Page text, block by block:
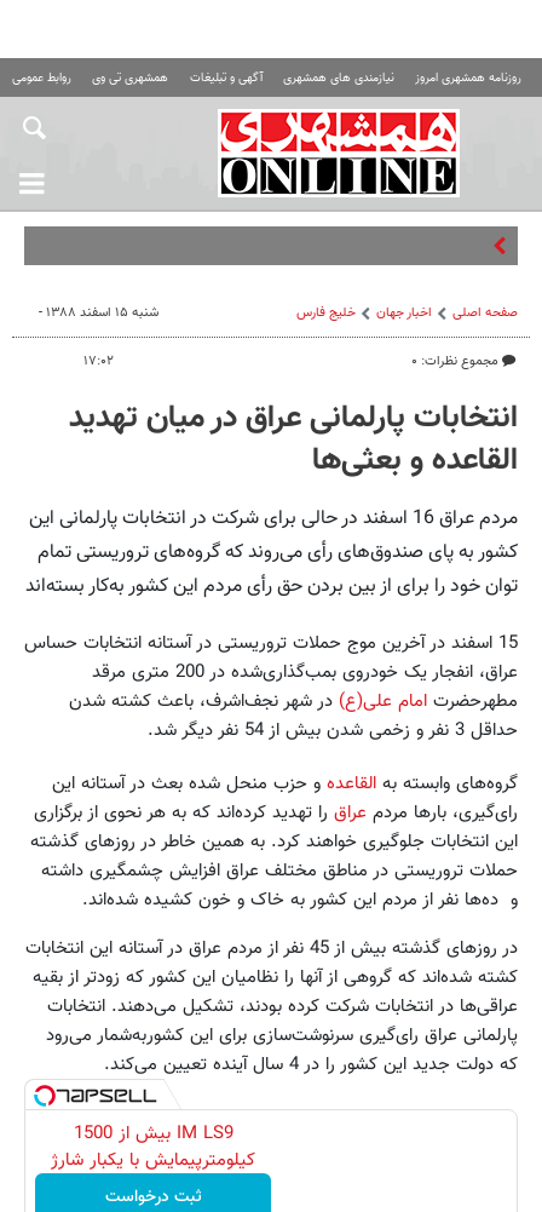
روزنامه همشهری امروز نیازمندی های همشهری آگهی و تبلیغات همشهری تی وی روابط عمومی
صفحه اصلی اخبار جهان خلیج‌ فارس
مجموع نظرات: ۰
شنبه ۱۵ اسفند ۱۳۸۸ -
۱۷:۰۲
انتخابات پارلمانی عراق در میان تهدید
القاعده و بعثی‌ها
مردم عراق 16 اسفند در حالی برای شرکت در انتخابات پارلمانی این
کشور به پای صندوق‌های رأی می‌روند که گروه‌های تروریستی تمام
توان خود را برای از بین بردن حق رأی مردم این کشور به‌کار بسته‌اند
15 اسفند در آخرین موج حملات تروریستی در آستانه انتخابات حساس
عراق، انفجار یک خودروی بمب‌گذاری‌شده در 200 متری مرقد
مطهرحضرت امام‌ علی(ع) در شهر نجف‌اشرف، باعث کشته شدن
حداقل 3 نفر و زخمی شدن بیش از 54 نفر دیگر شد.
گروه‌های وابسته به القاعده و حزب منحل شده بعث در آستانه این
رای‌گیری، بارها مردم عراق را تهدید کرده‌اند که به هر نحوی از برگزاری
این انتخابات جلوگیری خواهند کرد. به همین خاطر در روزهای گذشته
حملات تروریستی در مناطق مختلف عراق افزایش چشمگیری داشته
و ده‌ها نفر از مردم این کشور به خاک و خون کشیده شده‌اند.
در روزهای گذشته بیش از 45 نفر از مردم عراق در آستانه این انتخابات
کشته شده‌اند که گروهی از آنها را نظامیان این کشور که زودتر از بقیه
عراقی‌ها در انتخابات شرکت کرده بودند، تشکیل می‌دهند. انتخابات
پارلمانی عراق رای‌گیری سرنوشت‌سازی‌ برای این کشوربه‌شمار می‌رود
که دولت جدید این کشور را در 4 سال آینده تعیین می‌کند.
IM LS9 بیش از 1500
کیلومترپیمایش با یکبار شارژ
ثبت درخواست